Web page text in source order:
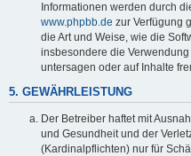
Informationen werden durch
www.phpbb.de zur Verfügung
die Art und Weise, wie die
insbesondere die
untersagen oder auf Inhalte
5. GEWÄHRLEISTUNG
Der Betreiber haftet mit
und Gesundheit und der
(Kardinalpflichten) nur für